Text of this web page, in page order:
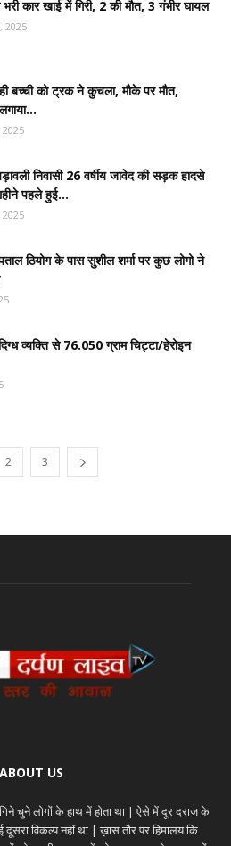
भरी कार खाई में गिरी, 2 की मौत, 3 गंभीर घायल
2025
बच्ची को ट्रक ने कुचला, मौके पर मौत,
निवासी 26 वर्षीय जावेद की सड़क हादसे
पहले हुई...
ठियोग के पास सुशील शर्मा पर कुछ लोगो ने
व्यक्ति से 76.050 ग्राम चिट्टा/हेरोइन
2 3
ABOUT US
चुने लोगों के हाथ में होता था | ऐसे में दूर दराज के
दूसरा विकल्प नहीं था | ख़ास तौर पर हिमालय कि